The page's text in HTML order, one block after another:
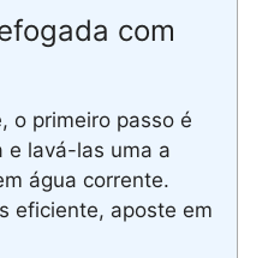
com
o primeiro passo é
e lavá-las uma a
água corrente.
eficiente, aposte em